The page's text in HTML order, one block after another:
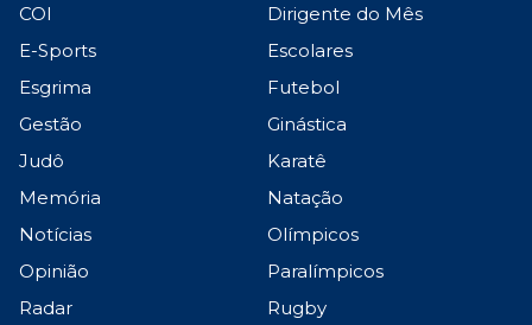
COI
Dirigente do Mês
E-Sports
Escolares
Esgrima
Futebol
Gestão
Ginástica
Judô
Karatê
Memória
Natação
Notícias
Olímpicos
Opinião
Paralímpicos
Radar
Rugby